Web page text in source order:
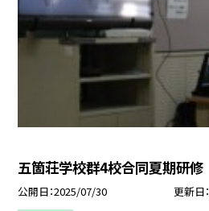
五箇荘学校群4校合同夏期研修
公開日 2025/07/30 更新日